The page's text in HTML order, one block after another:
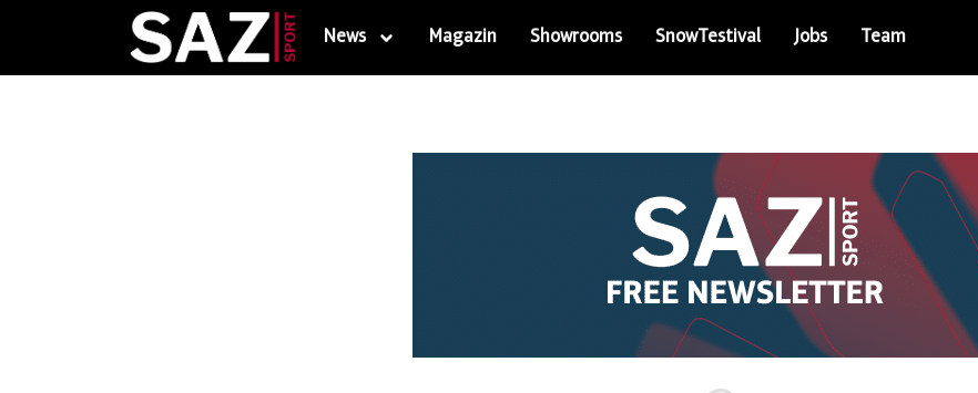
News Magazin Showrooms SnowTestival Jobs Team